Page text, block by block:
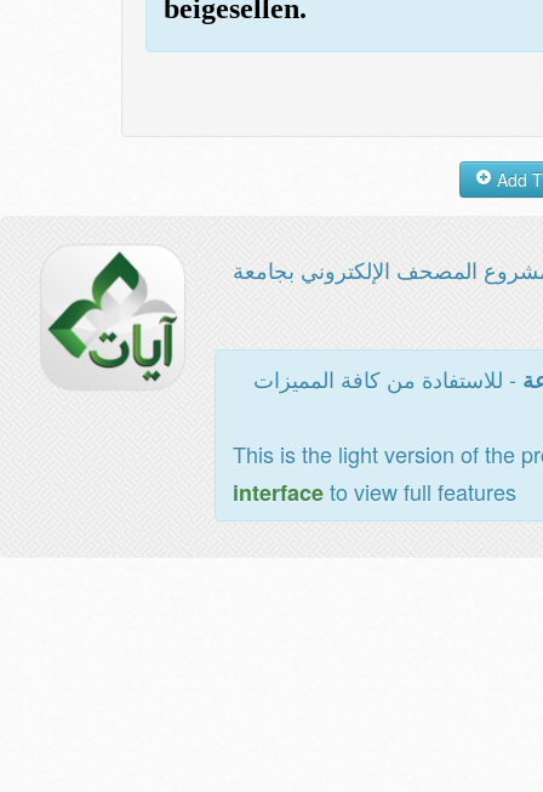
beigesellen.
المصحف الإلكتروني بجامعة
- للاستفادة من كافة المميزات
This is the light version of the
interfaceto view full features